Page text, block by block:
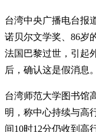
台湾中央广播电台报
诺贝尔文学奖、86岁
法国巴黎过世，引起
后，确认这是假消息。
台湾师范大学图书馆
明，称中心持续与高
间10时12分仍收到高